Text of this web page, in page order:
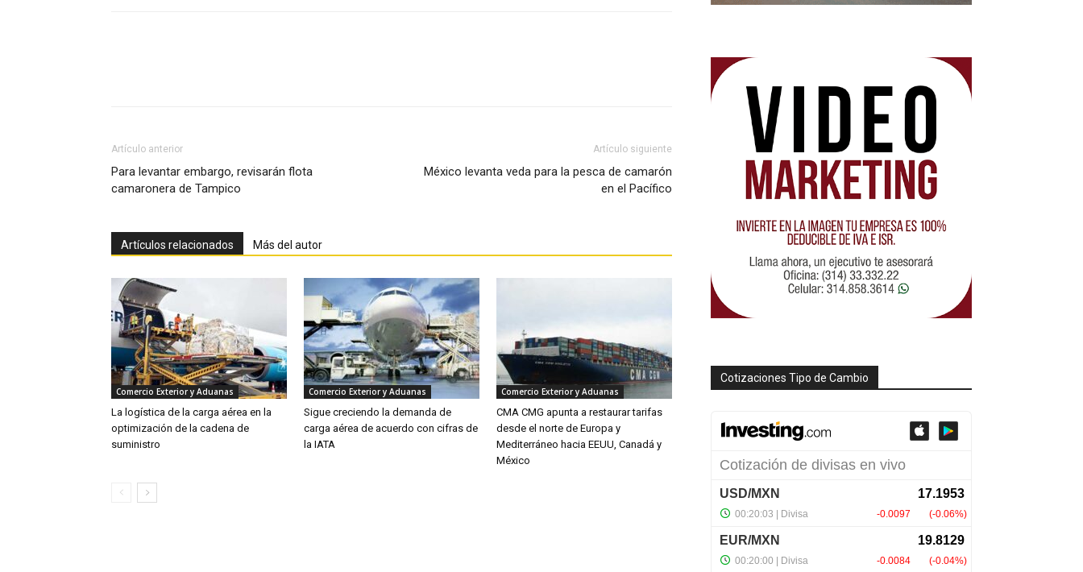
Artículo anterior
Para levantar embargo, revisarán flota
camaronera de Tampico
Artículo siguiente
México levanta veda para la pesca de camarón
en el Pacífico
Artículos relacionados Más del autor
Comercio Exterior y Aduanas
La logística de la carga aérea en la
optimización de la cadena de
suministro
Comercio Exterior y Aduanas
Sigue creciendo la demanda de
carga aérea de acuerdo con cifras de
la IATA
Comercio Exterior y Aduanas
CMA CMG apunta a restaurar tarifas
desde el norte de Europa y
Mediterráneo hacia EEUU, Canadá y
México
Cotizaciones Tipo de Cambio